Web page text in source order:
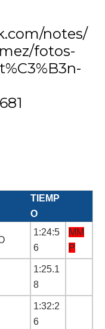
notes/
fotos-
TIEMP
O
1:24:5
6
MM
P
1:25.1
8
1:32:2
6